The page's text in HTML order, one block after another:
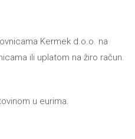
Kermek d.o.o. na
ili uplatom na žiro račun.
u eurima.